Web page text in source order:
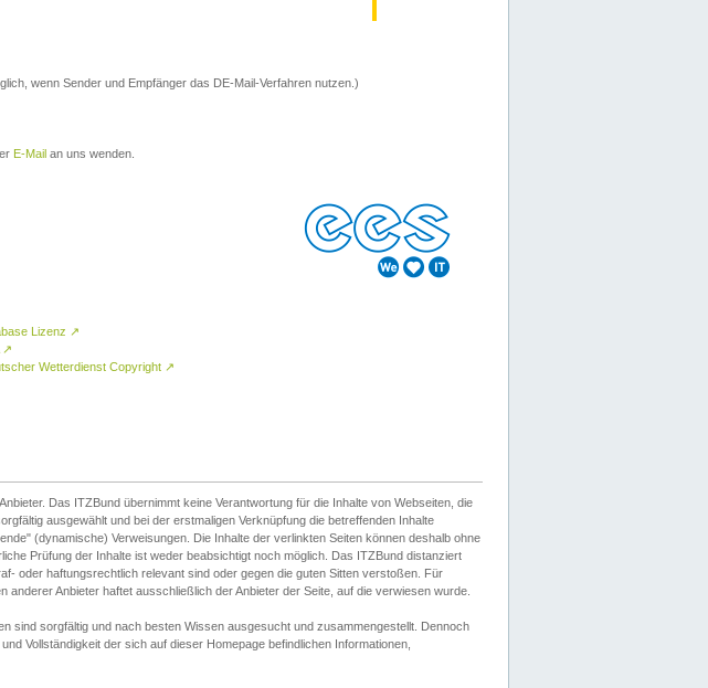
wenn Sender und Empfänger das DE-Mail-Verfahren nutzen.)
E-Mail an uns wenden.
Lizenz ↗
↗
Wetterdienst Copyright ↗
Das ITZBund übernimmt keine Verantwortung für die Inhalte von Webseiten, die
ausgewählt und bei der erstmaligen Verknüpfung die betreffenden Inhalte
(dynamische) Verweisungen. Die Inhalte der verlinkten Seiten können deshalb ohne
Prüfung der Inhalte ist weder beabsichtigt noch möglich. Das ITZBund distanziert
oder haftungsrechtlich relevant sind oder gegen die guten Sitten verstoßen. Für
Anbieter haftet ausschließlich der Anbieter der Seite, auf die verwiesen wurde.
sind sorgfältig und nach besten Wissen ausgesucht und zusammengestellt. Dennoch
Vollständigkeit der sich auf dieser Homepage befindlichen Informationen,